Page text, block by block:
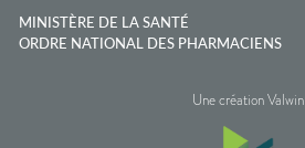
MINISTÈRE DE LA SANTÉ
ORDRE NATIONAL DES PHARMACIENS
Une création Valwin